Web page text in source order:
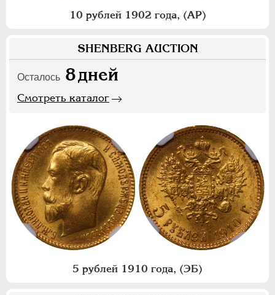
10 рублей 1902 года, (АР)
SHENBERG AUCTION
Осталось 8дней
Смотреть каталог
5 рублей 1910 года, (ЭБ)